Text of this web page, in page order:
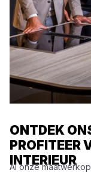
ONTDEK
PROFITEER
INTERIEUR
Al onze